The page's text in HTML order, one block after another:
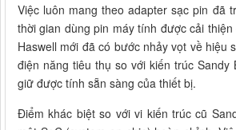
Việc luôn mang theo adapter sạc pin đã
thời gian dùng pin máy tính được cải
Haswell mới đã có bước nhảy vọt về hiệu
điện năng tiêu thụ so với kiến trúc Sandy
giữ được tính sẵn sàng của thiết bị.
Điểm khác biệt so với vi kiến trúc cũ